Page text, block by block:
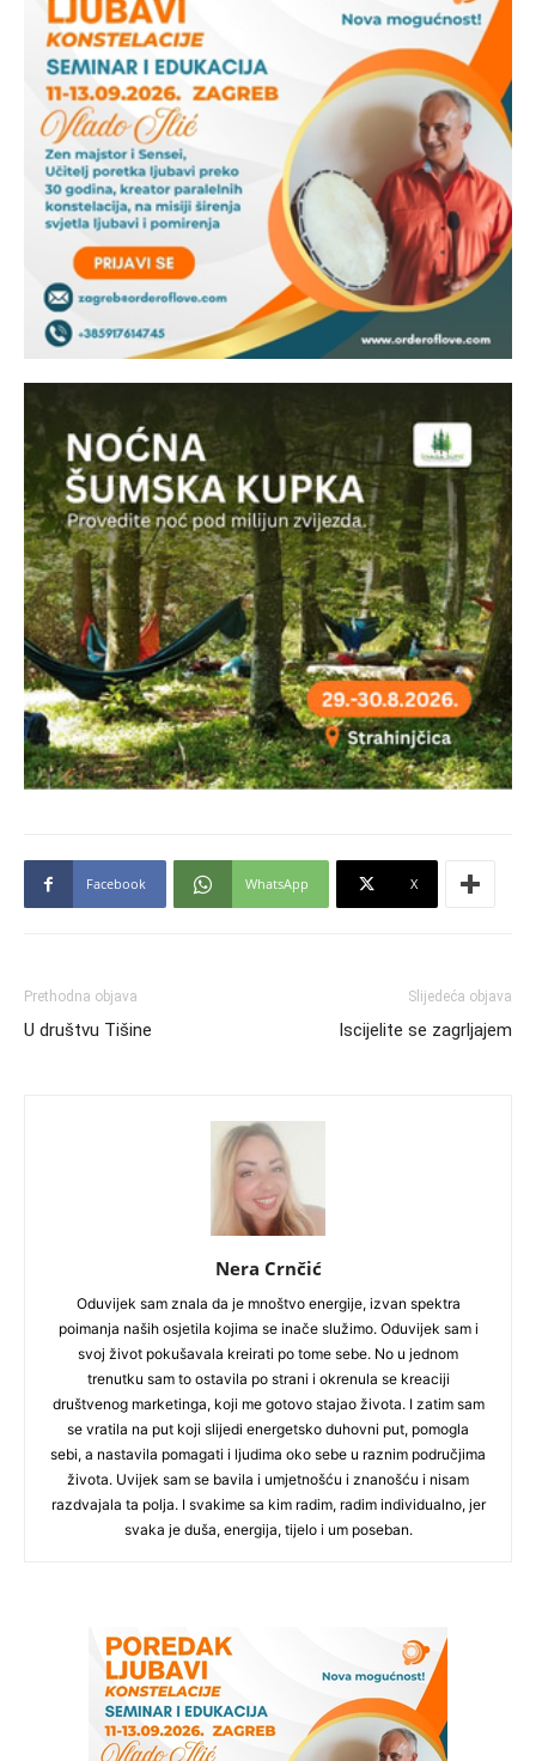
Facebook WhatsApp X
Prethodna objava
U društvu Tišine
Slijedeća objava
Iscijelite se zagrljajem
Nera Crnčić
Oduvijek sam znala da je mnoštvo energije, izvan spektra
poimanja naših osjetila kojima se inače služimo. Oduvijek sam i
svoj život pokušavala kreirati po tome sebe. No u jednom
trenutku sam to ostavila po strani i okrenula se kreaciji
društvenog marketinga, koji me gotovo stajao života. I zatim sam
se vratila na put koji slijedi energetsko duhovni put, pomogla
sebi, a nastavila pomagati i ljudima oko sebe u raznim područjima
života. Uvijek sam se bavila i umjetnošću i znanošću i nisam
razdvajala ta polja. I svakime sa kim radim, radim individualno, jer
svaka je duša, energija, tijelo i um poseban.